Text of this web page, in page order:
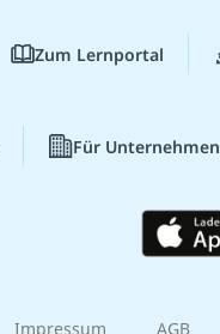
Zum Lernportal
Für Unternehmen
Impressum AGB